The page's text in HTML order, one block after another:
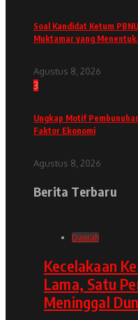
Soal Kandidat Ketum
Muktamar yang
Agustus 8, 2026
3
Ungkap Motif
Faktor Ekonomi
Agustus 8, 2026
Berita Terbaru
Daerah
Kecelakaan
Lama, Satu
Meninggal